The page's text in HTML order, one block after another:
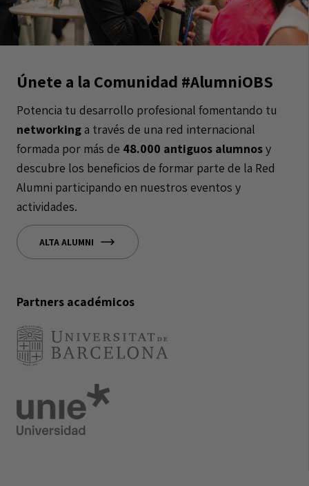
Únete a la Comunidad #AlumniOBS
Potencia tu desarrollo profesional fomentando tu
networkinga través de una red internacional
formada por más de 48.000 antiguos alumnosy
descubre los beneficios de formar parte de la Red
Alumni participando en nuestros eventos y
actividades.
ALTA ALUMNI
Partners académicos